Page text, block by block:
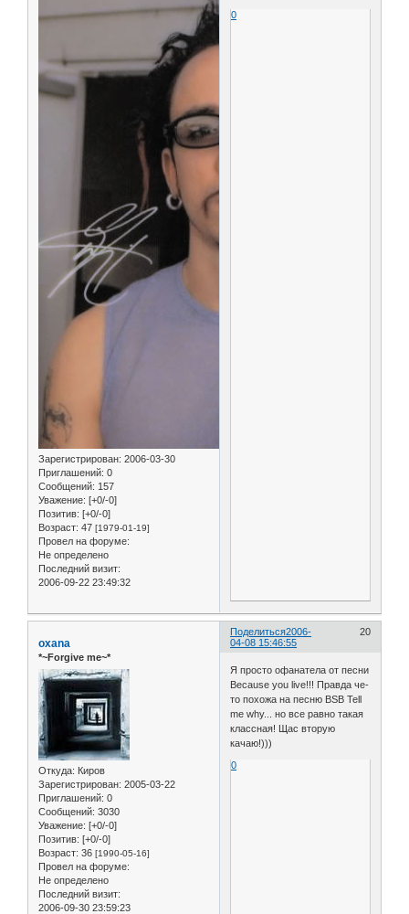
Зарегистрирован: 2006-03-30
Приглашений: 0
Сообщений: 157
Уважение: [+0/-0]
Позитив: [+0/-0]
Возраст: 47 [1979-01-19]
Провел на форуме:
Не определено
Последний визит:
2006-09-22 23:49:32
0
Поделиться 20
2006-
04-08 15:46:55
oxana
*~Forgive me~*
Откуда: Киров
Зарегистрирован: 2005-03-22
Приглашений: 0
Сообщений: 3030
Уважение: [+0/-0]
Позитив: [+0/-0]
Возраст: 36 [1990-05-16]
Провел на форуме:
Не определено
Последний визит:
2006-09-30 23:59:23
Я просто офанатела от песни
Because you live!!! Правда че-
то похожа на песню ВSB Tell
me why... но все равно такая
классная! Щас вторую
качаю!)))
0